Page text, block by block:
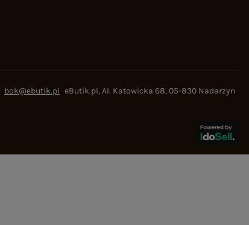
bok@ebutik.pl eButik.pl,Al. Katowicka 68,05-830 Nadarzyn